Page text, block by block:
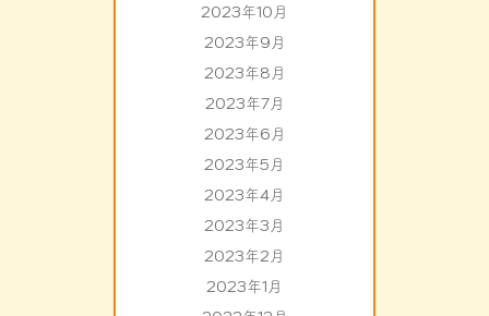
2023年10月
2023年9月
2023年8月
2023年7月
2023年6月
2023年5月
2023年4月
2023年3月
2023年2月
2023年1月